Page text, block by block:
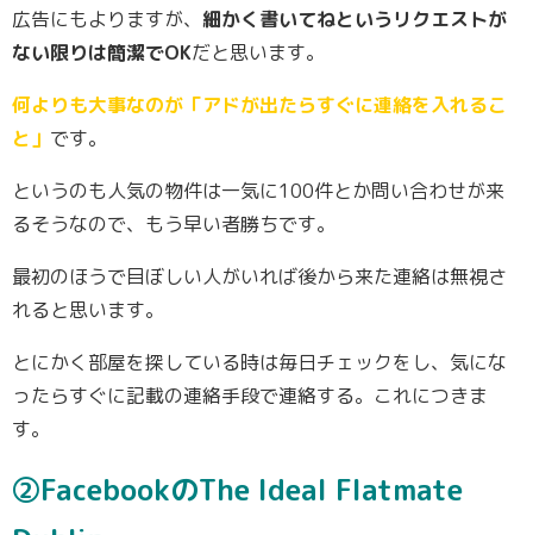
広告にもよりますが、 細かく書いてねというリクエストが
ない限りは簡潔でOKだと思います。
何よりも大事なのが「アドが出たらすぐに連絡を入れるこ
と」 です。
というのも人気の物件は一気に100件とか問い合わせが来
るそうなので、もう早い者勝ちです。
最初のほうで目ぼしい人がいれば後から来た連絡は無視さ
れると思います。
とにかく部屋を探している時は毎日チェックをし、気にな
ったらすぐに記載の連絡手段で連絡する。これにつきま
す。
②FacebookのThe Ideal Flatmate